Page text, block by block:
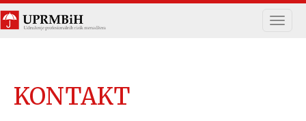
KONTAKT